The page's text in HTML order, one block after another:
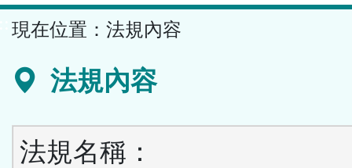
容
區
現在位置： 法規內容
法規內容
法規名稱：